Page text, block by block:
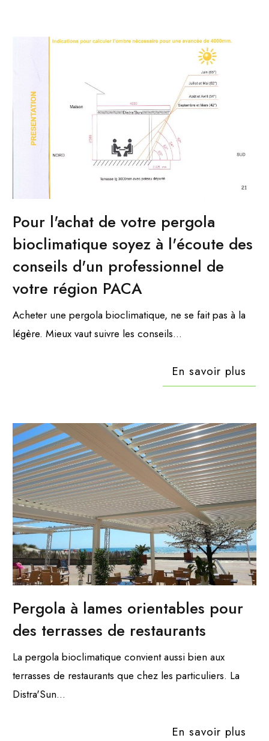
Pour l'achat de votre pergola
bioclimatique soyez à l'écoute des
conseils d'un professionnel de
votre région PACA
Acheter une pergola bioclimatique, ne se fait pas à la
légère. Mieux vaut suivre les conseils...
En savoir plus
Pergola à lames orientables pour
des terrasses de restaurants
La pergola bioclimatique convient aussi bien aux
terrasses de restaurants que chez les particuliers. La
Distra'Sun...
En savoir plus